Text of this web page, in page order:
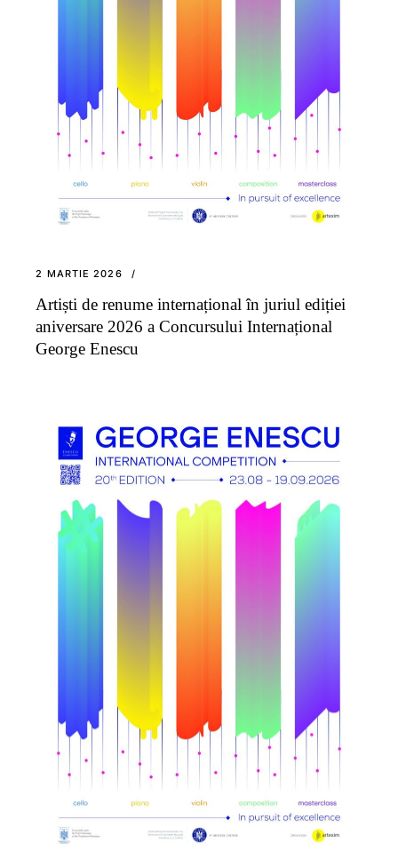
2 MARTIE 2026
Artiști de renume internațional în juriul ediției
aniversare 2026 a Concursului Internațional
George Enescu